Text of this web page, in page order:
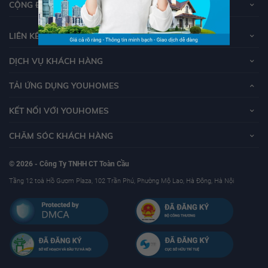
CỘNG ĐỒNG YOUHOMERS
LIÊN KẾT
DỊCH VỤ KHÁCH HÀNG
TẢI ỨNG DỤNG YOUHOMES
KẾT NỐI VỚI YOUHOMES
CHĂM SÓC KHÁCH HÀNG
© 2026 - Công Ty TNHH CT Toàn Cầu
Tầng 12 toà Hồ Gươm Plaza, 102 Trần Phú, Phường Mộ Lao, Hà Đông, Hà Nội